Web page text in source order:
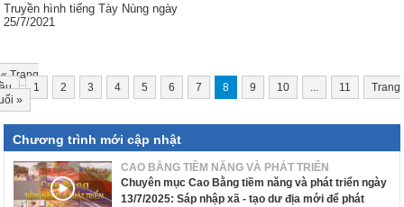
Truyền hình tiếng Tày Nùng ngày
25/7/2021
«Trang
1 2 3 4 5 6 7 8 9 10 11
Trang
»
Chương trình mới cập nhật
CAO BẰNG TIỀM NĂNG VÀ PHÁT TRIỂN
Chuyên mục Cao Bằng tiềm năng và phát triển ngày
13/7/2025: Sáp nhập xã - tạo dư địa mới để phát